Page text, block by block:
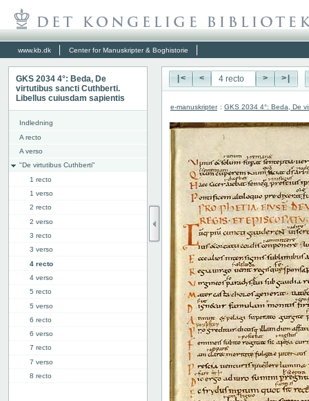
www.kb.dk Center for Manuskripter & Boghistorie
GKS 2034 4°: Beda, De
virtutibus sancti Cuthberti.
Libellus cuiusdam sapientis
Indledning
A recto
A verso
"De virtutibus Cuthberti"
1 recto
1 verso
2 recto
2 verso
3 recto
3 verso
4 recto
4 verso
5 recto
5 verso
6 recto
6 verso
7 recto
7 verso
8 recto
|< < > >|
e-manuskripter : GKS 2034 4°: Beda, De